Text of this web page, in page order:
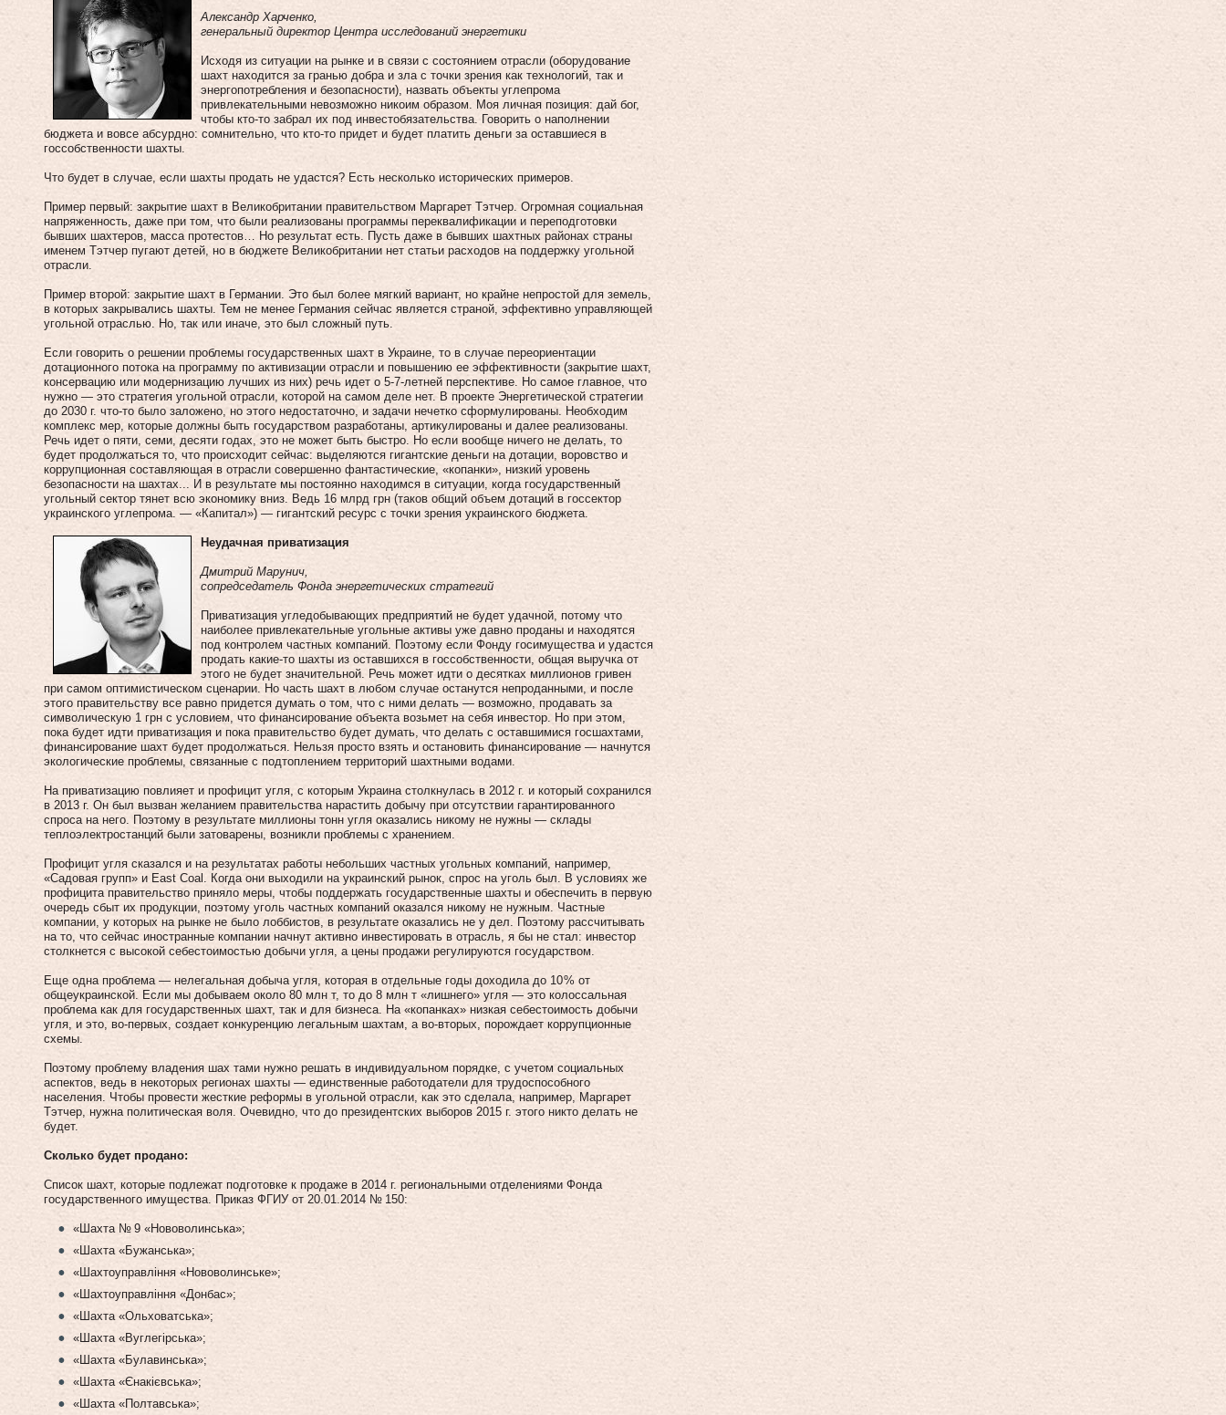
Александр Харченко,
генеральный директор Центра исследований энергетики
Исходя из ситуации на рынке и в связи с состоянием отрасли (оборудование
шахт находится за гранью добра и зла с точки зрения как технологий, так и
энергопотребления и безопасности), назвать объекты углепрома
привлекательными невозможно никоим образом. Моя личная позиция: дай бог,
чтобы кто‑то забрал их под инвестобязательства. Говорить о наполнении
бюджета и вовсе абсурдно: сомнительно, что кто‑то придет и будет платить деньги за оставшиеся в
госсобственности шахты.
Что будет в случае, если шахты продать не удастся? Есть несколько исторических примеров.
Пример первый: закрытие шахт в Великобритании правительством Маргарет Тэтчер. Огромная социальная
напряженность, даже при том, что были реализованы программы переквалификации и переподготовки
бывших шахтеров, масса протестов… Но результат есть. Пусть даже в бывших шахтных районах страны
именем Тэтчер пугают детей, но в бюджете Великобритании нет статьи расходов на поддержку угольной
отрасли.
Пример второй: закрытие шахт в Германии. Это был более мягкий вариант, но крайне непростой для земель,
в которых закрывались шахты. Тем не менее Германия сейчас является страной, эффективно управляющей
угольной отраслью. Но, так или иначе, это был сложный путь.
Если говорить о решении проблемы государственных шахт в Украине, то в случае переориентации
дотационного потока на программу по активизации отрасли и повышению ее эффективности (закрытие шахт,
консервацию или модернизацию лучших из них) речь идет о 5‑7-летней перспективе. Но самое главное, что
нужно — это стратегия угольной отрасли, которой на самом деле нет. В проекте Энергетической стратегии
до 2030 г. что‑то было заложено, но этого недостаточно, и задачи нечетко сформулированы. Необходим
комплекс мер, которые должны быть государством разработаны, артикулированы и далее реализованы.
Речь идет о пяти, семи, десяти годах, это не может быть быстро. Но если вообще ничего не делать, то
будет продолжаться то, что происходит сейчас: выделяются гигантские деньги на дотации, воровство и
коррупционная составляющая в отрасли совершенно фантастические, «копанки», низкий уровень
безопасности на шахтах... И в результате мы постоянно находимся в ситуации, когда государственный
угольный сектор тянет всю экономику вниз. Ведь 16 млрд грн (таков общий объем дотаций в госсектор
украинского углепрома. — «Капитал») — гигантский ресурс с точки зрения украинского бюджета.
Неудачная приватизация
Дмитрий Марунич,
сопредседатель Фонда энергетических стратегий
Приватизация угледобывающих предприятий не будет удачной, потому что
наиболее привлекательные угольные активы уже давно проданы и находятся
под контролем частных компаний. Поэтому если Фонду госимущества и удастся
продать какие‑то шахты из оставшихся в госсобственности, общая выручка от
этого не будет значительной. Речь может идти о десятках миллионов гривен
при самом оптимистическом сценарии. Но часть шахт в любом случае останутся непроданными, и после
этого правительству все равно придется думать о том, что с ними делать — возможно, продавать за
символическую 1 грн с условием, что финансирование объекта возьмет на себя инвестор. Но при этом,
пока будет идти приватизация и пока правительство будет думать, что делать с оставшимися госшахтами,
финансирование шахт будет продолжаться. Нельзя просто взять и остановить финансирование — начнутся
экологические проблемы, связанные с подтоплением территорий шахтными водами.
На приватизацию повлияет и профицит угля, с которым Украина столкнулась в 2012 г. и который сохранился
в 2013 г. Он был вызван желанием правительства нарастить добычу при отсутствии гарантированного
спроса на него. Поэтому в результате миллионы тонн угля оказались никому не нужны — склады
теплоэлектростанций были затоварены, возникли проблемы с хранением.
Профицит угля сказался и на результатах работы небольших частных угольных компаний, например,
«Садовая групп» и East Coal. Когда они выходили на украинский рынок, спрос на уголь был. В условиях же
профицита правительство приняло меры, чтобы поддержать государственные шахты и обеспечить в первую
очередь сбыт их продукции, поэтому уголь частных компаний оказался никому не нужным. Частные
компании, у которых на рынке не было лоббистов, в результате оказались не у дел. Поэтому рассчитывать
на то, что сейчас иностранные компании начнут активно инвестировать в отрасль, я бы не стал: инвестор
столкнется с высокой себестоимостью добычи угля, а цены продажи регулируются государством.
Еще одна проблема — нелегальная добыча угля, которая в отдельные годы доходила до 10 % от
общеукраинской. Если мы добываем около 80 млн т, то до 8 млн т «лишнего» угля — это колоссальная
проблема как для государственных шахт, так и для бизнеса. На «копанках» низкая себестоимость добычи
угля, и это, во‑первых, создает конкуренцию легальным шахтам, а во‑вторых, порождает коррупционные
схемы.
Поэтому проблему владения шах тами нужно решать в индивидуальном порядке, с учетом социальных
аспектов, ведь в некоторых регионах шахты — единственные работодатели для трудоспособного
населения. Чтобы провести жесткие реформы в угольной отрасли, как это сделала, например, Маргарет
Тэтчер, нужна политическая воля. Очевидно, что до президентских выборов 2015 г. этого никто делать не
будет.
Сколько будет продано:
Список шахт, которые подлежат подготовке к продаже в 2014 г. региональными отделениями Фонда
государственного имущества. Приказ ФГИУ от 20.01.2014 № 150:
«Шахта № 9 «Нововолинська»;
«Шахта «Бужанська»;
«Шахтоуправління «Нововолинське»;
«Шахтоуправління «Донбас»;
«Шахта «Ольховатська»;
«Шахта «Вуглегірська»;
«Шахта «Булавинська»;
«Шахта «Єнакієвська»;
«Шахта «Полтавська»;